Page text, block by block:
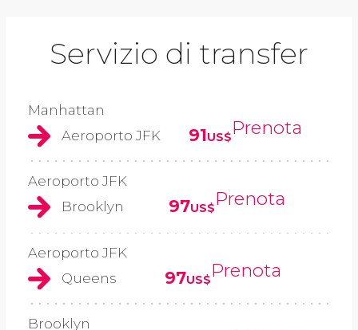
Servizio di transfer
Manhattan
Aeroporto JFK
91US$Prenota
Aeroporto JFK
Brooklyn
97US$Prenota
Aeroporto JFK
Queens
97US$Prenota
Brooklyn